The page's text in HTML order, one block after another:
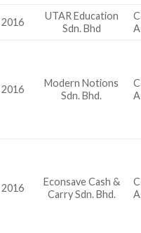
2016
UTAR Education
Sdn. Bhd
2016
Modern Notions
Sdn. Bhd.
2016
Econsave Cash &
Carry Sdn. Bhd.